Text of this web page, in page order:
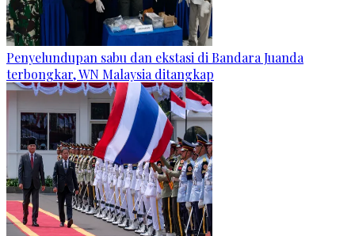
Penyelundupan sabu dan ekstasi di Bandara Juanda
terbongkar, WN Malaysia ditangkap